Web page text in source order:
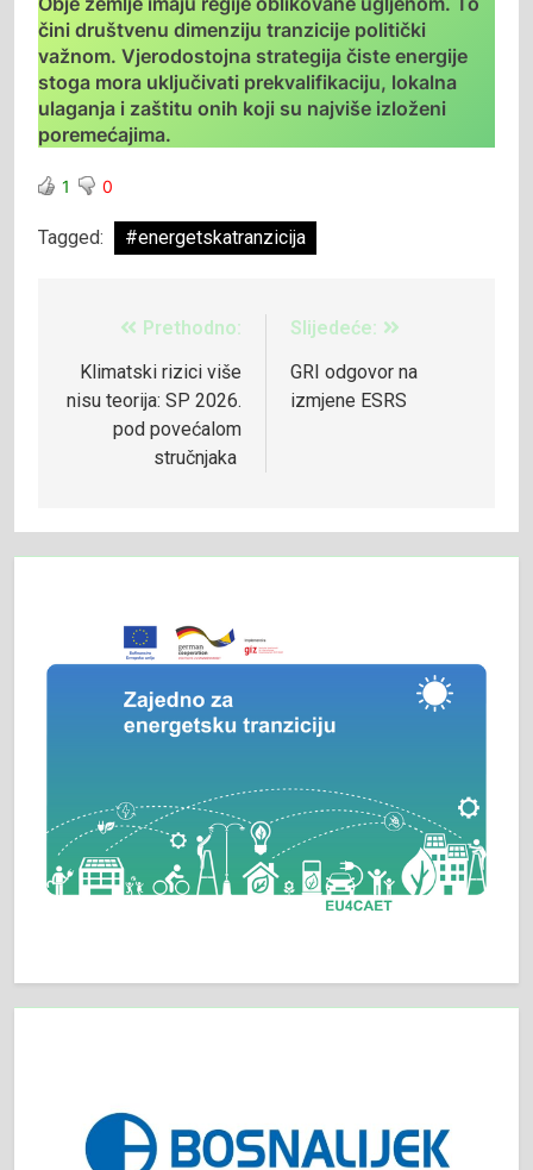
čini društvenu dimenziju tranzicije politički
važnom. Vjerodostojna strategija čiste energije
stoga mora uključivati ​​prekvalifikaciju, lokalna
ulaganja i zaštitu onih koji su najviše izloženi
poremećajima.
1 0
Tagged: #energetskatranzicija
Prethodno:
Klimatski rizici više
nisu teorija: SP 2026.
pod povećalom
stručnjaka
Slijedeće:
GRI odgovor na
izmjene ESRS